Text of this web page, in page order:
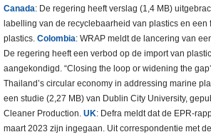
Canada: De regering heeft verslag (1,4 MB)
labelling van de recyclebaarheid van plastics en een
plastics. Colombia: WRAP meldt de lancering van
De regering heeft een verbod op de import van
aangekondigd. “Closing the loop or widening the
Thailand’s circular economy in addressing marine
een studie (2,27 MB) van Dublin City University,
Cleaner Production. UK: Defra meldt dat de EPR-
maart 2023 zijn ingegaan. Uit correspondentie met